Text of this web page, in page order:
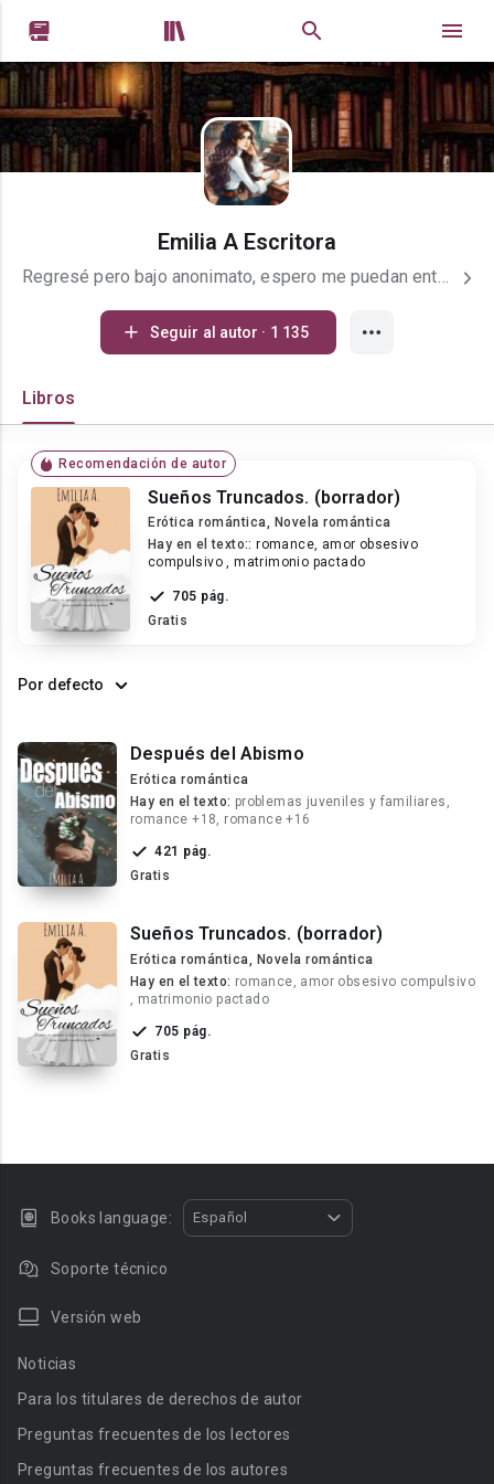
 
Emilia A Escritora
Regresé pero bajo anonimato, espero me puedan entender. Me encanta leer y escribir. Espero disfrutes tu lectura con mis escritos. (⁠｡⁠ŏ⁠﹏⁠ŏ⁠)
Seguir al autor · 1 135
Libros
Recomendación de autor
Sueños Truncados. (borrador)
Erótica romántica, Novela romántica
Hay en el texto:: romance, amor obsesivo
compulsivo , matrimonio pactado
705 pág.
Gratis
Por defecto
Después del Abismo
Erótica romántica
Hay en el texto: problemas juveniles y familiares,
romance +18, romance +16
421 pág.
Gratis
Sueños Truncados. (borrador)
Erótica romántica, Novela romántica
Hay en el texto: romance, amor obsesivo compulsivo
, matrimonio pactado
705 pág.
Gratis
Books language: Español
Soporte técnico
Versión web
Noticias
Para los titulares de derechos de autor
Preguntas frecuentes de los lectores
Preguntas frecuentes de los autores